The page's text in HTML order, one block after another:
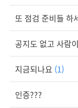
또 점검 준비들 하
공지도 없고 사람
지금되나요 (1)
인증???